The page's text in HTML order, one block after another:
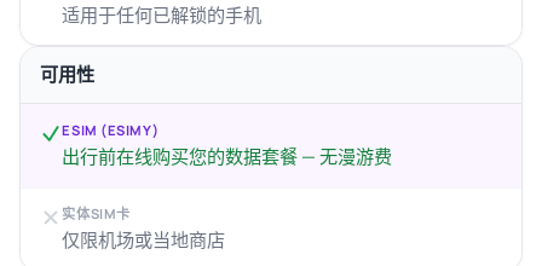
适用于任何已解锁的手机
可用性
ESIM (ESIMY)
出行前在线购买您的数据套餐 — 无漫游费
实体SIM卡
仅限机场或当地商店